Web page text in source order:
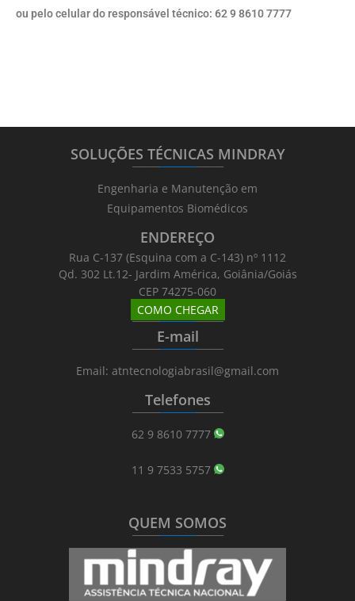
ou pelo celular do responsável técnico: 62 9 8610 7777
SOLUÇÕES TÉCNICAS MINDRAY
_______________________
Engenharia e Manutenção em
Equipamentos Biomédicos
ENDEREÇO
Rua C-137 (Esquina com a C-143) nº 1112
Qd. 302 Lt.12- Jardim América, Goiânia/Goiás
CEP 74275-060
COMO CHEGAR
_______________________
E-mail
_______________________
Email: atntecnologiabrasil@gmail.com
Telefones
_______________________
62 9 8610 7777
11 9 7533 5757
QUEM SOMOS
_______________________